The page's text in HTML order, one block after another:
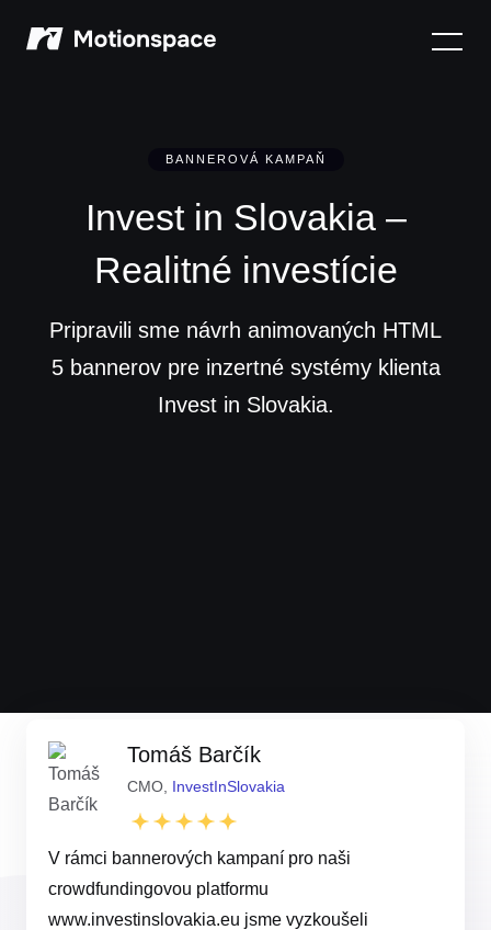
Motionspace
BANNEROVÁ KAMPAŇ
Invest in Slovakia –
Realitné investície
Pripravili sme návrh animovaných HTML
5 bannerov pre inzertné systémy klienta
Invest in Slovakia.
Tomáš Barčík
CMO, InvestInSlovakia
V rámci bannerových kampaní pro naši
crowdfundingovou platformu
www.investinslovakia.eu jsme vyzkoušeli